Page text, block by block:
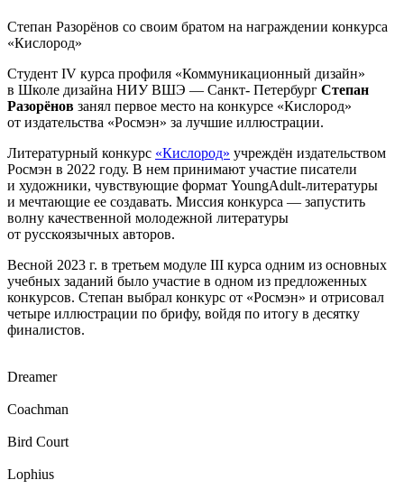
Степан Разорёнов со своим братом на награждении конкурса
«Кислород»
Студент IV курса профиля «Коммуникационный дизайн»
в Школе дизайна НИУ ВШЭ — Санкт- Петербург Степан
Разорёнов занял первое место на конкурсе «Кислород»
от издательства «Росмэн» за лучшие иллюстрации.
Литературный конкурс «Кислород» учреждён издательством
Росмэн в 2022 году. В нем принимают участие писатели
и художники, чувствующие формат YoungAdult-литературы
и мечтающие ее создавать. Миссия конкурса — запустить
волну качественной молодежной литературы
от русскоязычных авторов.
Весной 2023 г. в третьем модуле III курса одним из основных
учебных заданий было участие в одном из предложенных
конкурсов. Степан выбрал конкурс от «Росмэн» и отрисовал
четыре иллюстрации по брифу, войдя по итогу в десятку
финалистов.
Dreamer
Coachman
Bird Court
Lophius